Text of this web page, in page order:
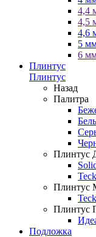
4,4
4,5
4,6
5
6
Плинтус
Плинтус
Назад
Палитра
Плинтус
Плинтус
Подложка